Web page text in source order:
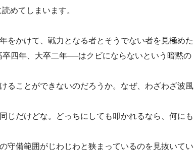
めてしまいます。
をかけて、戦力となる者とそうでない者を見極めた
四年、大卒二年──はクビにならないという暗黙の
ることができないのだろうか。なぜ、わざわざ波風
じだけどな。どっちにしても叩かれるなら、何にも
守備範囲がじわじわと狭まっているのを見抜いてい